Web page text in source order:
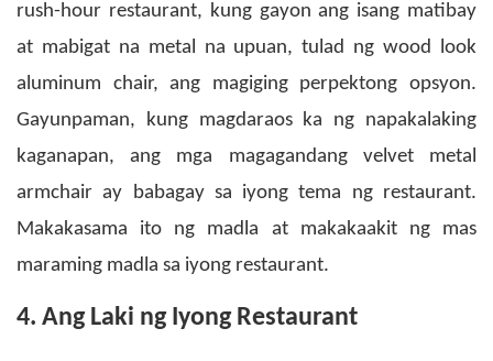
rush-hour restaurant, kung gayon ang isang matibay
at mabigat na metal na upuan, tulad ng wood look
aluminum chair, ang magiging perpektong opsyon.
Gayunpaman, kung magdaraos ka ng napakalaking
kaganapan, ang mga magagandang velvet metal
armchair ay babagay sa iyong tema ng restaurant.
Makakasama ito ng madla at makakaakit ng mas
maraming madla sa iyong restaurant.
4. Ang Laki ng Iyong Restaurant